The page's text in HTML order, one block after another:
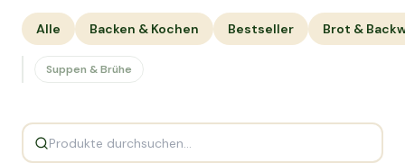
Alle Backen & Kochen Bestseller Brot &
Suppen & Brühe